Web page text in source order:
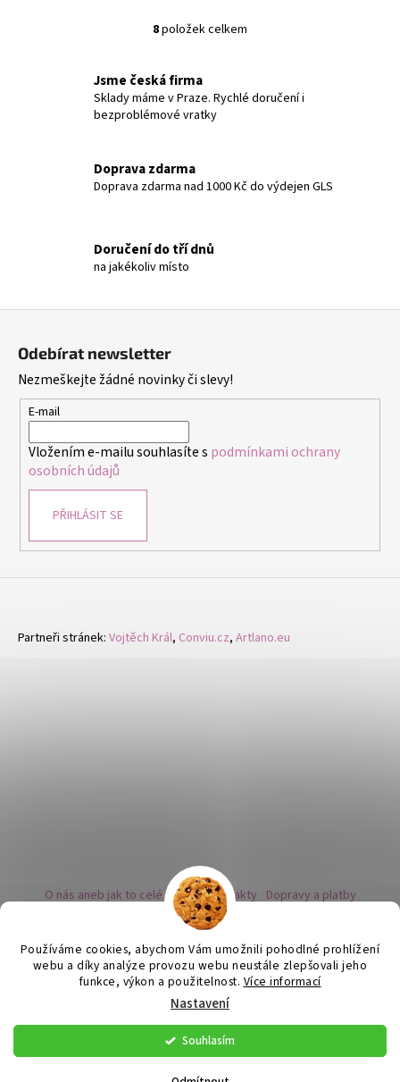
Používáme cookies, abychom Vám umožnili pohodlné prohlížení
webu a díky analýze provozu webu neustále zlepšovali jeho
funkce, výkon a použitelnost. Více informací
Nastavení
Souhlasím
O
l
á
d
p
k
ý
s
8položek celkem
Jsme česká firma
Sklady máme v Praze. Rychlé doručení i
bezproblémové vratky
Doprava zdarma
Doprava zdarma nad 1000 Kč do výdejen GLS
Doručení do tří dnů
na jakékoliv místo
Odebírat newsletter
Nezmeškejte žádné novinky či slevy!
E-mail
Vložením e-mailu souhlasíte s podmínkami ochrany
osobních údajů
PŘIHLÁSIT SE
Partneři stránek: Vojtěch Král, Conviu.cz, Artlano.eu
O nás aneb jak to celé začalo Kontakty Dopravy a platby
Kovy a puncovní značky Naše nabídka náušnic
Instagram - sledujte nás
Obchodní podmínky Ochrana osobních údajů
Zpětný odběr vysloužilých bateriích
Vytvořil Shoptet
Flor de Cristal